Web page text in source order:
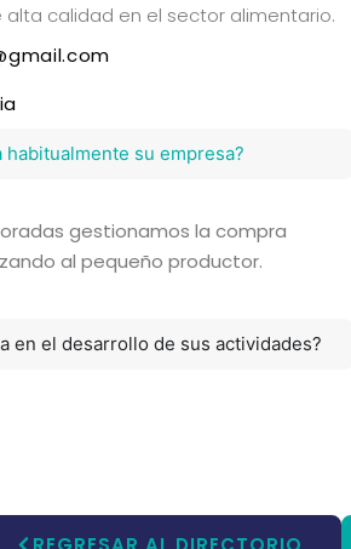
calidad en el sector alimentario.
su empresa?
gestionamos la compra
al pequeño productor.
en el desarrollo de sus actividades?